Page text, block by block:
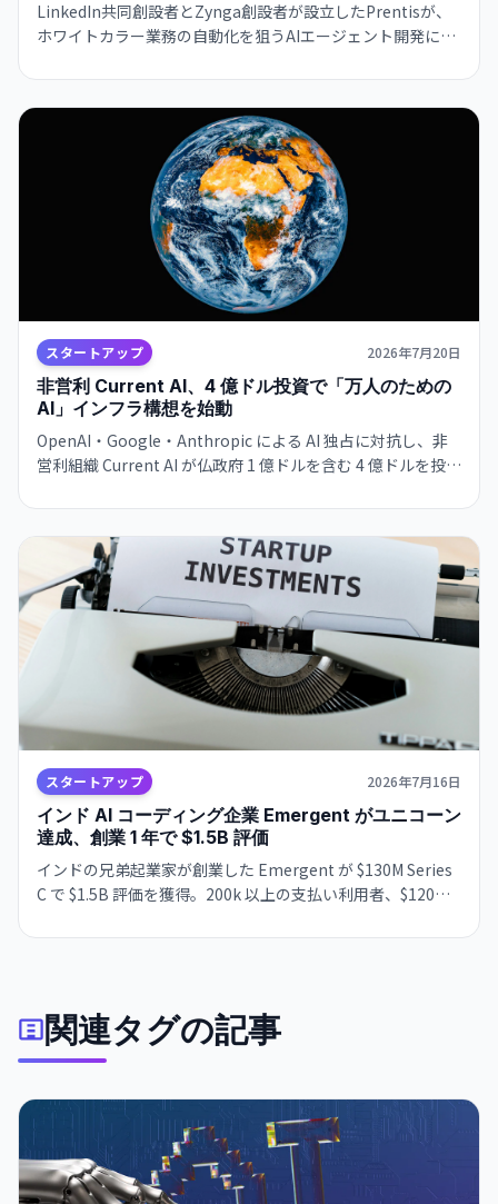
LinkedIn共同創設者とZynga創設者が設立したPrentisが、
ホワイトカラー業務の自動化を狙うAIエージェント開発に注
既に数か月で大手顧客との契約を締結。
スタートアップ 2026年7月20日
非営利 Current AI、4 億ドル投資で「万人のための
AI」インフラ構想を始動
OpenAI・Google・Anthropic による AI 独占に対抗し、非
営利組織 Current AI が仏政府 1 億ドルを含む 4 億ドルを投資
発者・新興国ユーザーの選択肢が広がる。
スタートアップ 2026年7月16日
インド AI コーディング企業 Emergent がユニコーン
達成、創業 1 年で $1.5B 評価
インドの兄弟起業家が創業した Emergent が $130M Series
C で $1.5B 評価を獲得。200k 以上の支払い利用者、$120M
の AI コーディング・ホスティング統合プラットフォームが
関連タグの記事